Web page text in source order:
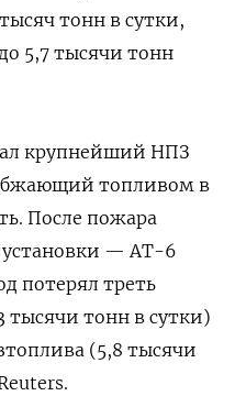
тонн в сутки,
5,7 тысячи тонн
крупнейший НПЗ
топливом в
После пожара
установки — АТ-6
потерял треть
тысячи тонн в сутки)
(5,8 тысячи